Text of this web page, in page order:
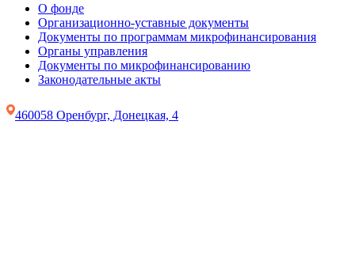
О фонде
Организационно-уставные документы
Документы по программам микрофинансирования
Органы управления
Документы по микрофинансированию
Законодательные акты
460058 Оренбург, Донецкая, 4